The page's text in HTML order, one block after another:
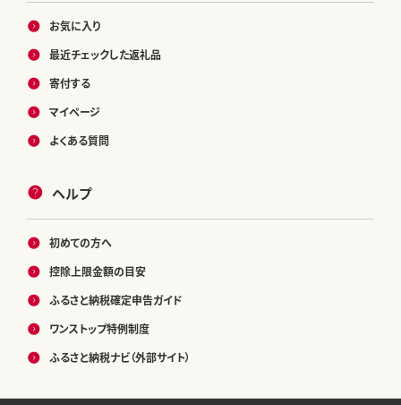
お気に入り
最近チェックした返礼品
寄付する
マイページ
よくある質問
ヘルプ
初めての方へ
控除上限金額の目安
ふるさと納税確定申告ガイド
ワンストップ特例制度
ふるさと納税ナビ（外部サイト）